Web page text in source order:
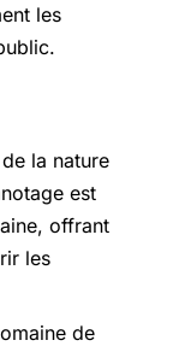
les
la nature
est
offrant
les
de